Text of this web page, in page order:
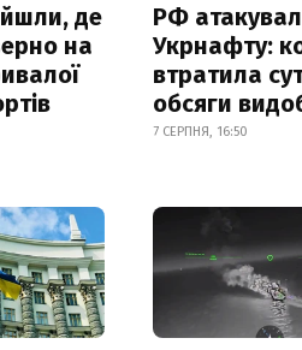
де
на
РФ
Укрнафту:
втратила
обсяги
7 СЕРПНЯ, 16:50